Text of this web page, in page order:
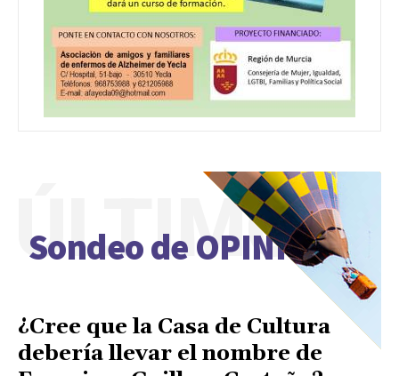
Sondeo de OPINIÓN
ÚLTIMO
¿Cree que la Casa de Cultura
debería llevar el nombre de